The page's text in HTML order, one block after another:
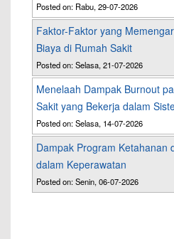
Posted on: Rabu, 29-07-2026
Faktor-Faktor yang
Biaya di Rumah Sakit
Posted on: Selasa, 21-07-2026
Menelaah Dampak Burnout
Sakit yang Bekerja dalam
Posted on: Selasa, 14-07-2026
Dampak Program Ketahanan
dalam Keperawatan
Posted on: Senin, 06-07-2026